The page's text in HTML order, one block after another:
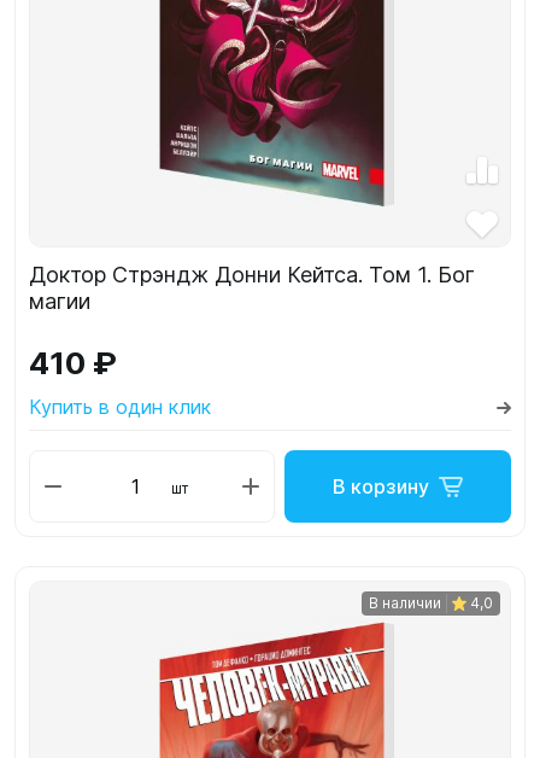
Доктор Стрэндж Донни Кейтса. Том 1. Бог
магии
410 ₽
Купить в один клик
шт В корзину
В наличии 4,0